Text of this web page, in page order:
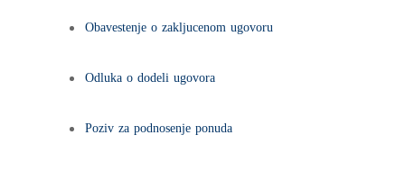
Obavestenje o zakljucenom ugovoru
Odluka o dodeli ugovora
Poziv za podnosenje ponuda